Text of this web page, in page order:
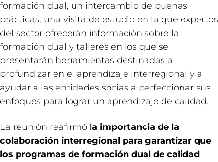
formación dual, un intercambio de buenas
prácticas, una visita de estudio en la que expertos
del sector ofrecerán información sobre la
formación dual y talleres en los que se
presentarán herramientas destinadas a
profundizar en el aprendizaje interregional y a
ayudar a las entidades socias a perfeccionar sus
enfoques para lograr un aprendizaje de calidad.
La reunión reafirmó la importancia de la
colaboración interregional para garantizar que
los programas de formación dual de calidad